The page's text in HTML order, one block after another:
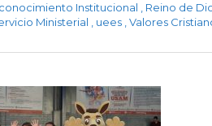
Institucional
Reino de
Ministerial uees Valores